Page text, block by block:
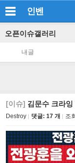
인벤
오픈이슈갤러리
내글
[이슈] 김문수 크라
Destroy 댓글: 17 개 조